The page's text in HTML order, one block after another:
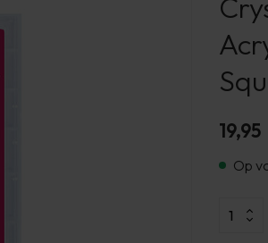
19,95
Op